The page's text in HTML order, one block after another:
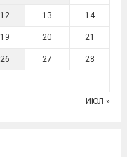
12 13 14
19 20 21
26 27 28
ИЮЛ »